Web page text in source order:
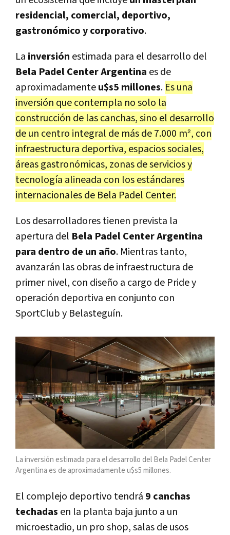
residencial, comercial, deportivo,
gastronómico y corporativo.
La inversión estimada para el desarrollo del
Bela Padel Center Argentina es de
aproximadamenteu$s5 millones. Es una
inversión que contempla no solo la
construcción de las canchas, sino el desarrollo
de un centro integral de más de 7.000 m², con
infraestructura deportiva, espacios sociales,
áreas gastronómicas, zonas de servicios y
tecnología alineada con los estándares
internacionales de Bela Padel Center.
Los desarrolladores tienen prevista la
apertura del Bela Padel Center Argentina
para dentro de un año. Mientras tanto,
avanzarán las obras de infraestructura de
primer nivel, con diseño a cargo de Pride y
operación deportiva en conjunto con
SportClub y Belasteguín.
La inversión estimada para el desarrollo del Bela Padel Center
Argentina es de aproximadamente u$s5 millones.
El complejo deportivo tendrá 9 canchas
techadas en la planta baja junto a un
microestadio, un pro shop, salas de usos